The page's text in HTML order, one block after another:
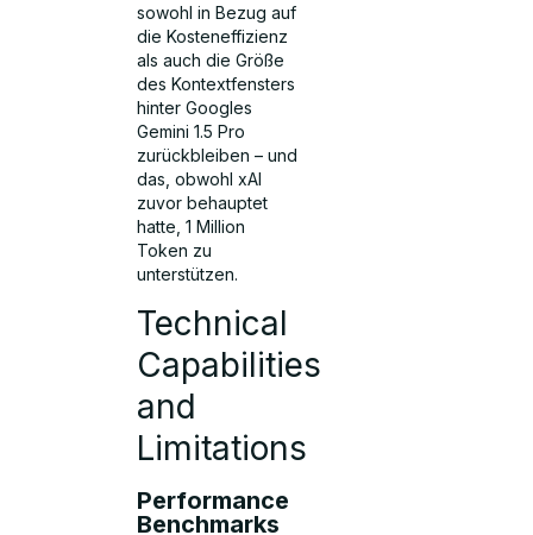
sowohl in Bezug auf
die Kosteneffizienz
als auch die Größe
des Kontextfensters
hinter Googles
Gemini 1.5 Pro
zurückbleiben – und
das, obwohl xAI
zuvor behauptet
hatte, 1 Million
Token zu
unterstützen.
Technical
Capabilities
and
Limitations
Performance
Benchmarks